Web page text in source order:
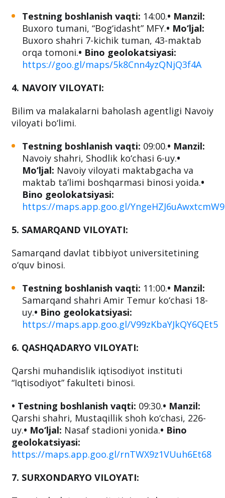
Testning boshlanish vaqti: 14:00.• Manzil:
Buxoro tumani, “Bog‘idasht” MFY.• Mo‘ljal:
Buxoro shahri 7-kichik tuman, 43-maktab
orqa tomoni.• Bino geolokatsiyasi:
https://goo.gl/maps/5k8Cnn4yzQNjQ3f4A
4. NAVOIY VILOYATI:
Bilim va malakalarni baholash agentligi Navoiy
viloyati bo‘limi.
Testning boshlanish vaqti: 09:00.• Manzil:
Navoiy shahri, Shodlik ko‘chasi 6-uy.•
Mo‘ljal: Navoiy viloyati maktabgacha va
maktab taʼlimi boshqarmasi binosi yoida.•
Bino geolokatsiyasi:
https://maps.app.goo.gl/YngeHZJ6uAwxtcmW9
5. SAMARQAND VILOYATI:
Samarqand davlat tibbiyot universitetining
o‘quv binosi.
Testning boshlanish vaqti: 11:00.• Manzil:
Samarqand shahri Amir Temur ko‘chasi 18-
uy.• Bino geolokatsiyasi:
https://maps.app.goo.gl/V99zKbaYJkQY6QEt5
6. QASHQADARYO VILOYATI:
Qarshi muhandislik iqtisodiyot instituti
“Iqtisodiyot” fakulteti binosi.
• Testning boshlanish vaqti: 09:30.• Manzil:
Qarshi shahri, Mustaqillik shoh ko‘chasi, 226-
uy.• Mo‘ljal: Nasaf stadioni yonida.• Bino
geolokatsiyasi:
https://maps.app.goo.gl/rnTWX9z1VUuh6Et68
7. SURXONDARYO VILOYATI: